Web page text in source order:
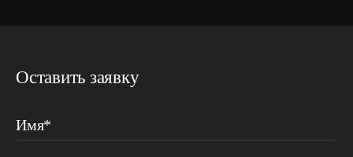
Оставить заявку
Имя*